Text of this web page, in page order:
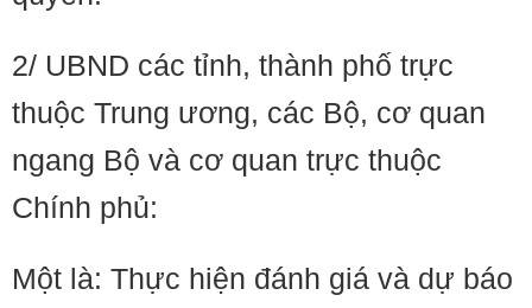
2/ UBND các tỉnh, thành phố trực
thuộc Trung ương, các Bộ, cơ quan
ngang Bộ và cơ quan trực thuộc
Chính phủ:
Một là: Thực hiện đánh giá và dự báo